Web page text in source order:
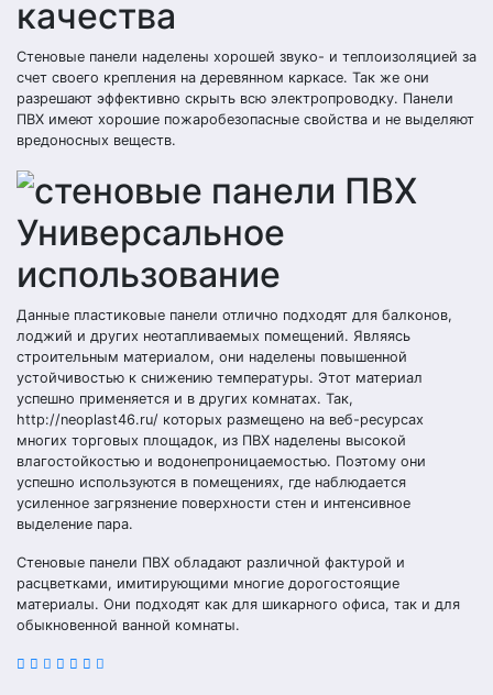
качества
Стеновые панели наделены хорошей звуко- и теплоизоляцией за
счет своего крепления на деревянном каркасе. Так же они
разрешают эффективно скрыть всю электропроводку. Панели
ПВХ имеют хорошие пожаробезопасные свойства и не выделяют
вредоносных веществ.
Универсальное
использование
Данные пластиковые панели отлично подходят для балконов,
лоджий и других неотапливаемых помещений. Являясь
строительным материалом, они наделены повышенной
устойчивостью к снижению температуры. Этот материал
успешно применяется и в других комнатах. Так,
http://neoplast46.ru/ которых размещено на веб-ресурсах
многих торговых площадок, из ПВХ наделены высокой
влагостойкостью и водонепроницаемостью. Поэтому они
успешно используются в помещениях, где наблюдается
усиленное загрязнение поверхности стен и интенсивное
выделение пара.
Стеновые панели ПВХ обладают различной фактурой и
расцветками, имитирующими многие дорогостоящие
материалы. Они подходят как для шикарного офиса, так и для
обыкновенной ванной комнаты.